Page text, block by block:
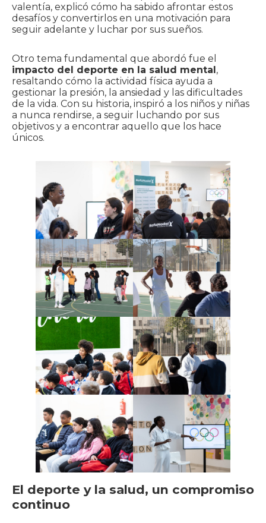
valentía, explicó cómo ha sabido afrontar estos
desafíos y convertirlos en una motivación para
seguir adelante y luchar por sus sueños.
Otro tema fundamental que abordó fue el
impacto del deporte en la salud mental,
resaltando cómo la actividad física ayuda a
gestionar la presión, la ansiedad y las dificultades
de la vida. Con su historia, inspiró a los niños y niñas
a nunca rendirse, a seguir luchando por sus
objetivos y a encontrar aquello que los hace
únicos.
El deporte y la salud, un compromiso
continuo